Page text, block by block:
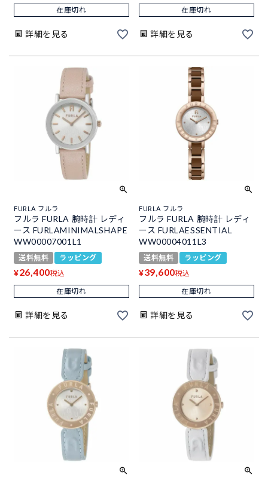
在庫切れ
詳細を見る
在庫切れ
詳細を見る
FURLA フルラ
フルラ FURLA 腕時計 レディ
ース FURLAMINIMALSHAPE
WW00007001L1
送料無料 ラッピング
¥26,400税込
在庫切れ
詳細を見る
FURLA フルラ
フルラ FURLA 腕時計 レディ
ース FURLAESSENTIAL
WW00004011L3
送料無料 ラッピング
¥39,600税込
在庫切れ
詳細を見る